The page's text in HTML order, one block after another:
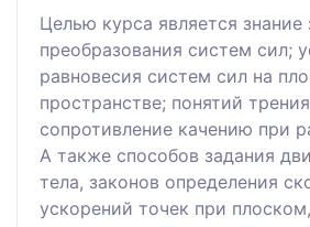
Целью курса является знание
преобразования систем сил;
равновесия систем сил на
пространстве; понятий
сопротивление качению при
А также способов задания
тела, законов определения
ускорений точек при